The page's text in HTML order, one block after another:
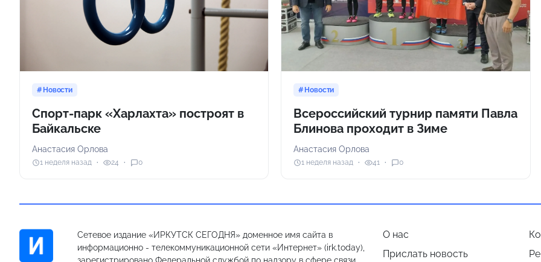
Новости
Спорт-парк «Харлахта» построят в
Байкальске
Анастасия Орлова
1 неделя назад 24 0
Новости
Всероссийский турнир памяти Павла
Блинова проходит в Зиме
Анастасия Орлова
1 неделя назад 41 0
Сетевое издание «ИРКУТСК СЕГОДНЯ» доменное имя сайта в
информационно - телекоммуникационной сети «Интернет» (irk.today),
зарегистрировано Федеральной службой по надзору в сфере связи,
О нас
Прислать новость